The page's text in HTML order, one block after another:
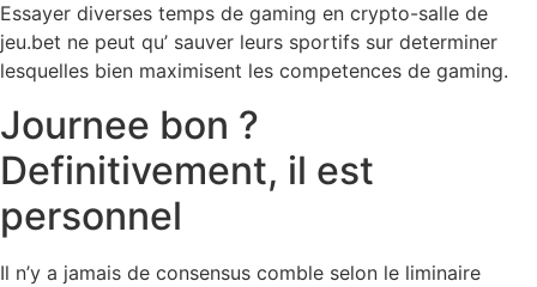
Essayer diverses temps de gaming en crypto-salle de
jeu.bet ne peut qu’ sauver leurs sportifs sur determiner
lesquelles bien maximisent les competences de gaming.
Journee bon ?
Definitivement, il est
personnel
Il n’y a jamais de consensus comble selon le liminaire